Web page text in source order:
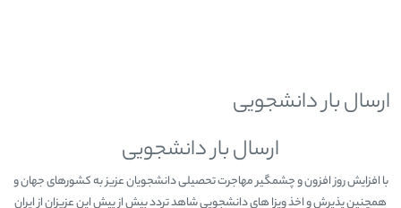
ارسال بار دانشجویی
ارسال بار دانشجویی
با افزایش روز افزون و چشمگیر مهاجرت تحصیلی دانشجویان عزیز به کشورهای جهان و
همچنین پذیرش و اخذ ویزا های دانشجویی شاهد تردد بیش از پیش این عزیزان از ایران